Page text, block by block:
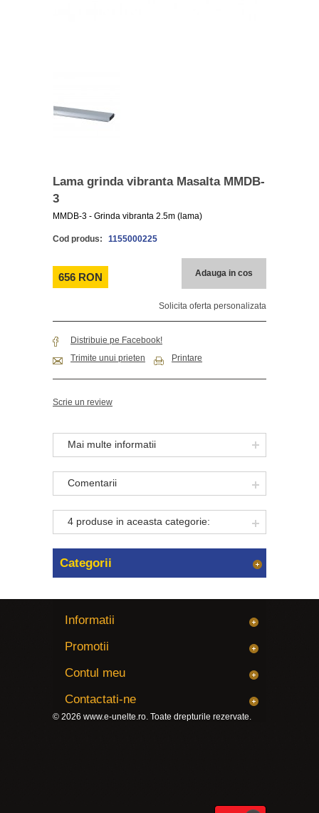
Lama grinda vibranta Masalta MMDB-
3
MMDB-3 - Grinda vibranta 2.5m (lama)
Cod produs: 1155000225
656 RON Adauga in cos
Solicita oferta personalizata
Distribuie pe Facebook!
Trimite unui prieten
Printare
Scrie un review
Mai multe informatii
Comentarii
4 produse in aceasta categorie:
Categorii
Informatii
Promotii
Contul meu
Contactati-ne
© 2026 www.e-unelte.ro. Toate drepturile rezervate.